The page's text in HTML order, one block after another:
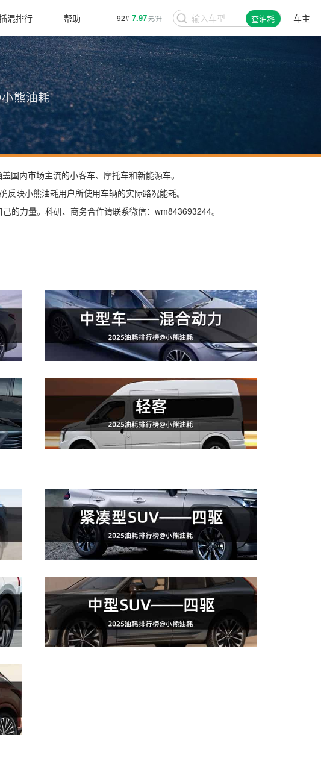
92# 7.97元/升 查油耗 车主
混排行 帮助
熊油耗
国内市场主流的小客车、摩托车和新能源车。
映小熊油耗用户所使用车辆的实际路况能耗。
的力量。科研、商务合作请联系微信：wm843693244。